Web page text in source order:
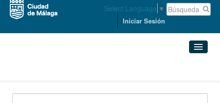
Select Language ▼
Iniciar Sesión